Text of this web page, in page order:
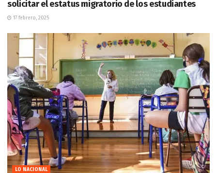
solicitar el estatus migratorio de los estudiantes
17 febrero, 2025
LO NACIONAL